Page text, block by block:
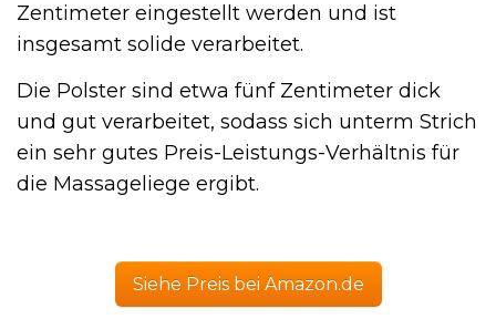
Zentimeter eingestellt werden und ist
insgesamt solide verarbeitet.
Die Polster sind etwa fünf Zentimeter dick
und gut verarbeitet, sodass sich unterm Strich
ein sehr gutes Preis-Leistungs-Verhältnis für
die Massageliege ergibt.
Siehe Preis bei Amazon.de